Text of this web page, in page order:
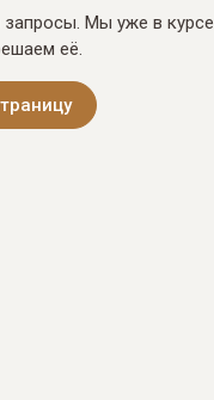
запросы. Мы уже в курсе
её.